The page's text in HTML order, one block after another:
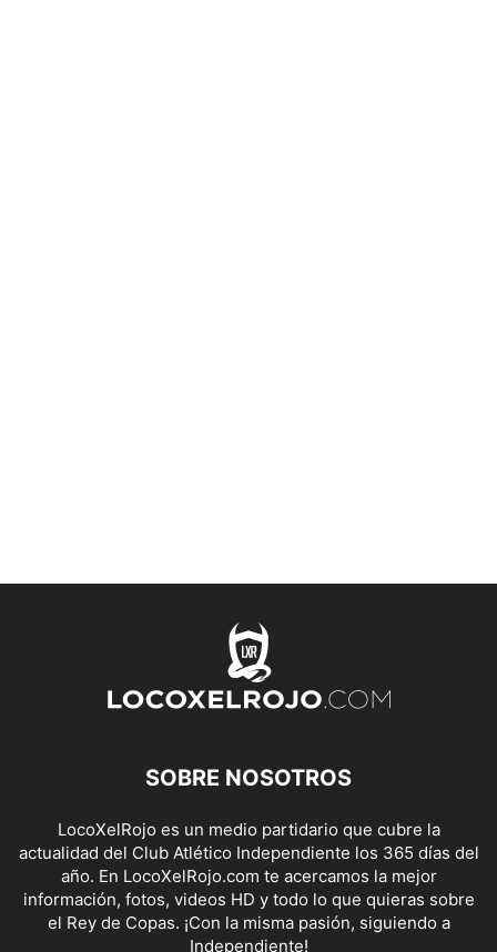
SOBRE NOSOTROS
LocoXelRojo es un medio partidario que cubre la
actualidad del Club Atlético Independiente los 365 días del
año. En LocoXelRojo.com te acercamos la mejor
información, fotos, videos HD y todo lo que quieras sobre
el Rey de Copas. ¡Con la misma pasión, siguiendo a
Independiente!